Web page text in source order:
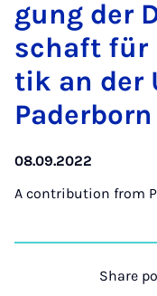
gung der
schaft
tik an der
Pader­born
08.09.2022
A contribution from
Share